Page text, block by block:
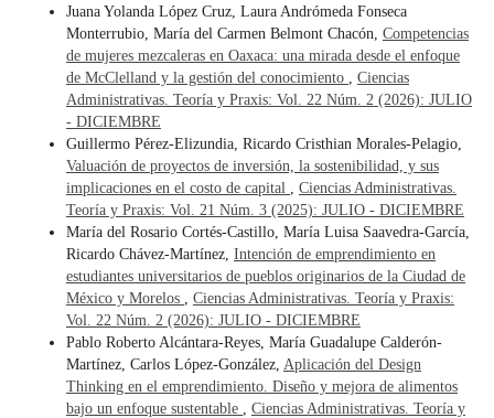
Juana Yolanda López Cruz, Laura Andrómeda Fonseca
Monterrubio, María del Carmen Belmont Chacón, Competencias
de mujeres mezcaleras en Oaxaca: una mirada desde el enfoque
de McClelland y la gestión del conocimiento
Ciencias
Administrativas. Teoría y Praxis: Vol. 22 Núm. 2 (2026): JULIO
- DICIEMBRE
Guillermo Pérez-Elizundia, Ricardo Cristhian Morales-Pelagio,
Valuación de proyectos de inversión, la sostenibilidad, y sus
implicaciones en el costo de capital
Ciencias Administrativas.
Teoría y Praxis: Vol. 21 Núm. 3 (2025): JULIO - DICIEMBRE
María del Rosario Cortés-Castillo, María Luisa Saavedra-García,
Ricardo Chávez-Martínez, Intención de emprendimiento en
estudiantes universitarios de pueblos originarios de la Ciudad de
México y Morelos
Ciencias Administrativas. Teoría y Praxis:
Vol. 22 Núm. 2 (2026): JULIO - DICIEMBRE
Pablo Roberto Alcántara-Reyes, María Guadalupe Calderón-
Martínez, Carlos López-González, Aplicación del Design
Thinking en el emprendimiento. Diseño y mejora de alimentos
bajo un enfoque sustentable
Ciencias Administrativas. Teoría y